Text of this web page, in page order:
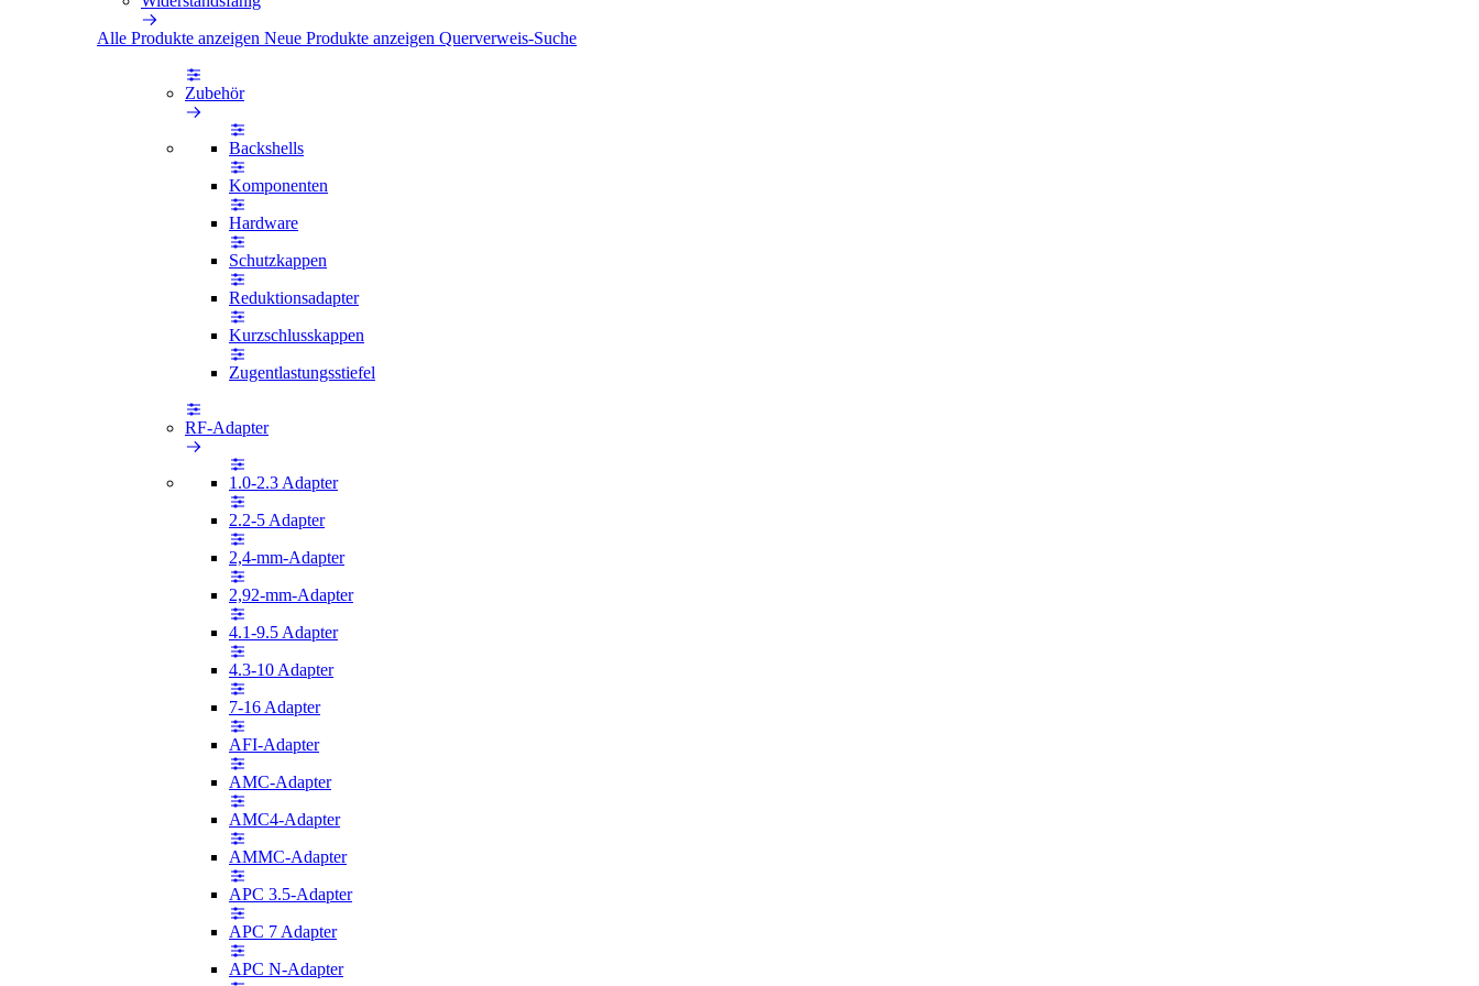
Alle Produkte anzeigen Neue Produkte anzeigen Querverweis-Suche
Zubehör
Backshells
Komponenten
Hardware
Schutzkappen
Reduktionsadapter
Kurzschlusskappen
Zugentlastungsstiefel
RF-Adapter
1.0-2.3 Adapter
2.2-5 Adapter
2,4-mm-Adapter
2,92-mm-Adapter
4.1-9.5 Adapter
4.3-10 Adapter
7-16 Adapter
AFI-Adapter
AMC-Adapter
AMC4-Adapter
AMMC-Adapter
APC 3.5-Adapter
APC 7 Adapter
APC N-Adapter